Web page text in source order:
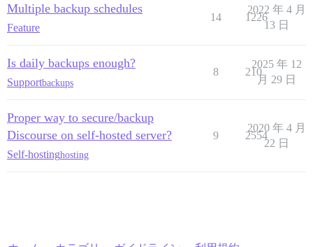
Multiple backup schedules
Feature
14 1226
2022 年 4 月
13 日
Is daily backups enough?
Supportbackups
8 210
2025 年 12
月 29 日
Proper way to secure/backup
Discourse on self-hosted server?
Self-hostinghosting
9 2554
2020 年 4 月
22 日